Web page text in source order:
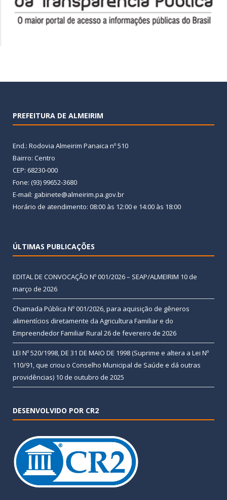
PREFEITURA DE ALMEIRIM
End.: Rodovia Almeirim Panaica nº 510
Bairro: Centro
CEP: 68230-000
Fone: (93) 99652-3680
E-mail: gabinete@almeirim.pa.gov.br
Horário de atendimento: 08:00 às 12:00 e 14:00 às 18:00
ÚLTIMAS PUBLICAÇÕES
EDITAL DE CONVOCAÇÃO Nº 001/2026 – SEAP/ALMEIRIM 10 de
março de 2026
Chamada Pública Nº 001/2026, para aquisição de gêneros
alimentícios diretamente da Agricultura Familiar e do
Empreendedor Familiar Rural 26 de fevereiro de 2026
LEI Nº 520/1998, DE 31 DE MAIO DE 1998 (Suprime e altera a Lei Nº
110/91, que criou o Conselho Municipal de Saúde e dá outras
providências) 10 de outubro de 2025
DESENVOLVIDO POR CR2